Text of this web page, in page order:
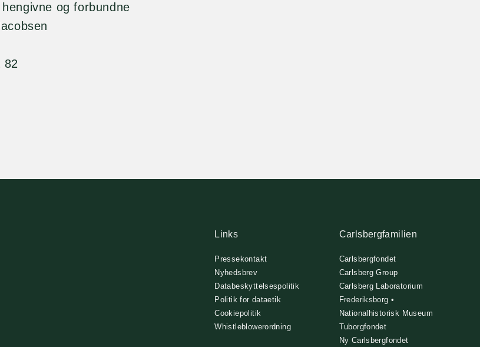
og forbundne
82
Links
Pressekontakt
Nyhedsbrev
Databeskyttelsespolitik
Politik for dataetik
Cookiepolitik
Whistleblowerordning
Carlsbergfamilien
Carlsbergfondet
Carlsberg Group
Carlsberg Laboratorium
Frederiksborg •
Nationalhistorisk Museum
Tuborgfondet
Ny Carlsbergfondet